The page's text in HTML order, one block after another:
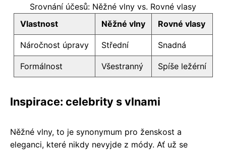
Srovnání účesů: Něžné vlny vs. Rovné vlasy
Vlastnost
Něžné vlny Rovné vlasy
Náročnost úpravy Střední Snadná
Formálnost Všestranný Spíše ležérní
Inspirace: celebrity s vlnami
Něžné vlny, to je synonymum pro ženskost a
eleganci, které nikdy nevyjde z módy. Ať už se